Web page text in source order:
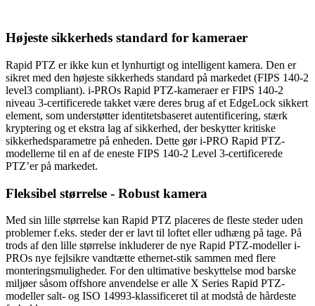
Højeste sikkerheds standard for kameraer
Rapid PTZ er ikke kun et lynhurtigt og intelligent kamera. Den er
sikret med den højeste sikkerheds standard på markedet (FIPS 140-2
level3 compliant). i-PROs Rapid PTZ-kameraer er FIPS 140-2
niveau 3-certificerede takket være deres brug af et EdgeLock sikkert
element, som understøtter identitetsbaseret autentificering, stærk
kryptering og et ekstra lag af sikkerhed, der beskytter kritiske
sikkerhedsparametre på enheden. Dette gør i-PRO Rapid PTZ-
modellerne til en af de eneste FIPS 140-2 Level 3-certificerede
PTZ’er på markedet.
Fleksibel størrelse - Robust kamera
Med sin lille størrelse kan Rapid PTZ placeres de fleste steder uden
problemer f.eks. steder der er lavt til loftet eller udhæng på tage. På
trods af den lille størrelse inkluderer de nye Rapid PTZ-modeller i-
PROs nye fejlsikre vandtætte ethernet-stik sammen med flere
monteringsmuligheder. For den ultimative beskyttelse mod barske
miljøer såsom offshore anvendelse er alle X Series Rapid PTZ-
modeller salt- og ISO 14993-klassificeret til at modstå de hårdeste